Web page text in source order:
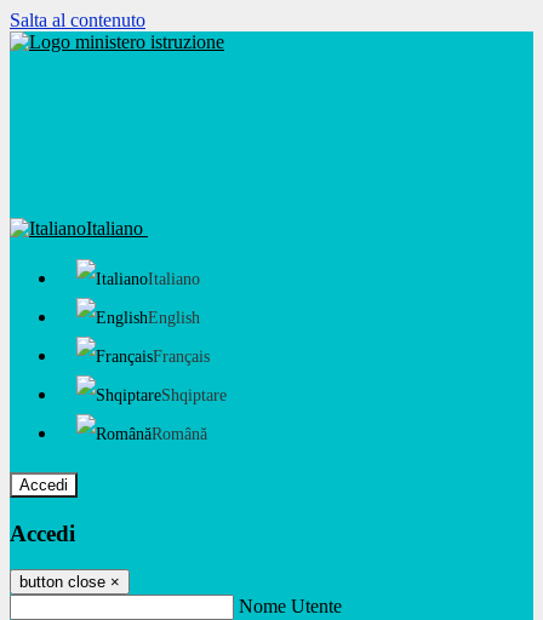
Salta al contenuto
Italiano
Italiano
English
Français
Shqiptare
Română
Accedi
Accedi
button close ×
Nome Utente